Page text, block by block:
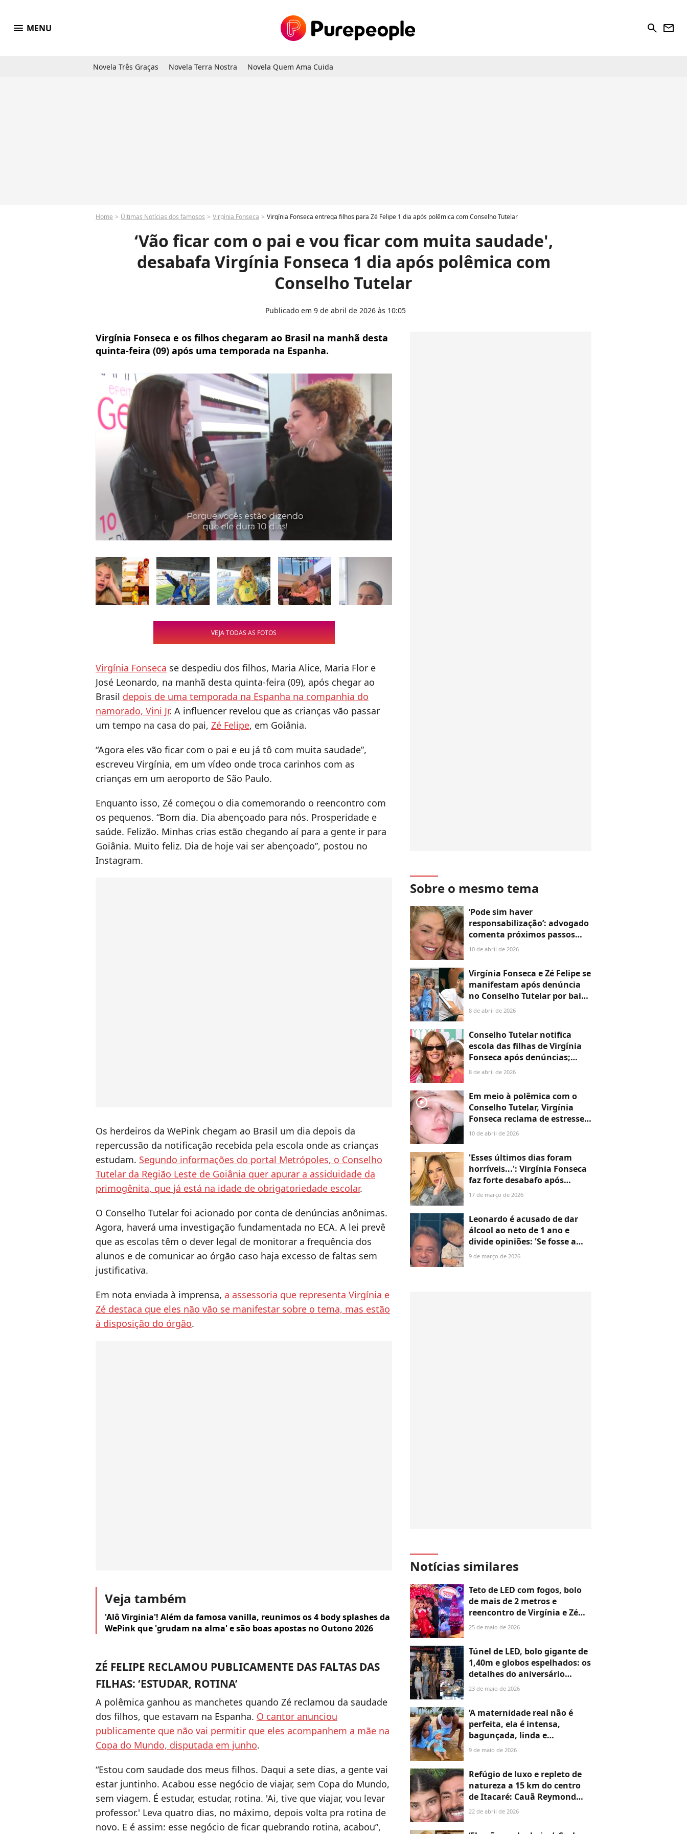
menu MENU search newsletter
Novela Três Graças Novela Terra Nostra Novela Quem Ama Cuida
Home Últimas Notícias dos famosos Virgínia Fonseca Virgínia Fonseca entrega filhos para Zé Felipe 1 dia após polêmica com Conselho Tutelar
‘Vão ficar com o pai e vou ficar com muita saudade',
desabafa Virgínia Fonseca 1 dia após polêmica com
Conselho Tutelar
Publicado em 9 de abril de 2026 às 10:05
Virgínia Fonseca e os filhos chegaram ao Brasil na manhã desta
quinta-feira (09) após uma temporada na Espanha.
VEJA TODAS AS FOTOS
Virgínia Fonseca se despediu dos filhos, Maria Alice, Maria Flor e
José Leonardo, na manhã desta quinta-feira (09), após chegar ao
Brasil depois de uma temporada na Espanha na companhia do
namorado, Vini Jr. A influencer revelou que as crianças vão passar
um tempo na casa do pai, Zé Felipe, em Goiânia.
“Agora eles vão ficar com o pai e eu já tô com muita saudade”,
escreveu Virgínia, em um vídeo onde troca carinhos com as
crianças em um aeroporto de São Paulo.
Enquanto isso, Zé começou o dia comemorando o reencontro com
os pequenos. “Bom dia. Dia abençoado para nós. Prosperidade e
saúde. Felizão. Minhas crias estão chegando aí para a gente ir para
Goiânia. Muito feliz. Dia de hoje vai ser abençoado”, postou no
Instagram.
Os herdeiros da WePink chegam ao Brasil um dia depois da
repercussão da notificação recebida pela escola onde as crianças
estudam. Segundo informações do portal Metrópoles, o Conselho
Tutelar da Região Leste de Goiânia quer apurar a assiduidade da
primogênita, que já está na idade de obrigatoriedade escolar.
O Conselho Tutelar foi acionado por conta de denúncias anônimas.
Agora, haverá uma investigação fundamentada no ECA. A lei prevê
que as escolas têm o dever legal de monitorar a frequência dos
alunos e de comunicar ao órgão caso haja excesso de faltas sem
justificativa.
Em nota enviada à imprensa, a assessoria que representa Virgínia e
Zé destaca que eles não vão se manifestar sobre o tema, mas estão
à disposição do órgão.
Veja também
'Alô Virginia'! Além da famosa vanilla, reunimos os 4 body splashes da
WePink que 'grudam na alma' e são boas apostas no Outono 2026
ZÉ FELIPE RECLAMOU PUBLICAMENTE DAS FALTAS DAS
FILHAS: ‘ESTUDAR, ROTINA’
A polêmica ganhou as manchetes quando Zé reclamou da saudade
dos filhos, que estavam na Espanha. O cantor anunciou
publicamente que não vai permitir que eles acompanhem a mãe na
Copa do Mundo, disputada em junho.
“Estou com saudade dos meus filhos. Daqui a sete dias, a gente vai
estar juntinho. Acabou esse negócio de viajar, sem Copa do Mundo,
sem viagem. É estudar, estudar, rotina. 'Ai, tive que viajar, vou levar
professor.' Leva quatro dias, no máximo, depois volta pra rotina de
novo. E é assim: esse negócio de ficar quebrando rotina, acabou”,
Sobre o mesmo tema
‘Pode sim haver
responsabilização’: advogado
comenta próximos passos
após Conselho Tutelar
Virgínia Fonseca por faltas
10 de abril de 2026
Virgínia Fonseca e Zé Felipe se
manifestam após denúncia
no Conselho Tutelar por baixa
frequência de filha na escola:
8 de abril de 2026
Conselho Tutelar notifica
escola das filhas de Virgínia
Fonseca após denúncias;
influenciadora pode ser
8 de abril de 2026
player2
Em meio à polêmica com o
Conselho Tutelar, Virgínia
Fonseca reclama de estresse:
'Dormindo mal'
10 de abril de 2026
'Esses últimos dias foram
horríveis...': Virgínia Fonseca
faz forte desabafo após
problema de saúde que já a
17 de março de 2026
Leonardo é acusado de dar
álcool ao neto de 1 ano e
divide opiniões: 'Se fosse a
Virgínia, já teriam chamado o
9 de março de 2026
Notícias similares
Teto de LED com fogos, bolo
de mais de 2 metros e
reencontro de Virgínia e Zé
Felipe: os detalhes da festa de
fotos
25 de maio de 2026
Túnel de LED, bolo gigante de
1,40m e globos espelhados: os
detalhes do aniversário
LUXUOSO de Ticiane Pinheiro
23 de maio de 2026
‘A maternidade real não é
perfeita, ela é intensa,
bagunçada, linda e
cansativa’: Carol Peixinho
e transformador’ do 1º Dia
das Mães com Bento, seu
filho com Thiaguinho
9 de maio de 2026
Refúgio de luxo e repleto de
natureza a 15 km do centro
de Itacaré: Cauã Reymond
escolhe hotel boutique
com a filha, Sofia
22 de abril de 2026